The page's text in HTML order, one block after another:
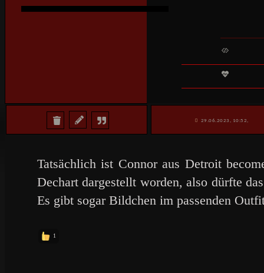
29.06.2023, 10:52,
Tatsächlich ist Connor aus Detroit
Dechart dargestellt worden, also dürfte
Es gibt sogar Bildchen im passenden
1